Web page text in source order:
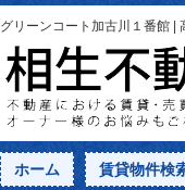
グリーンコート加古川１番館 |
ホーム 賃貸物件検